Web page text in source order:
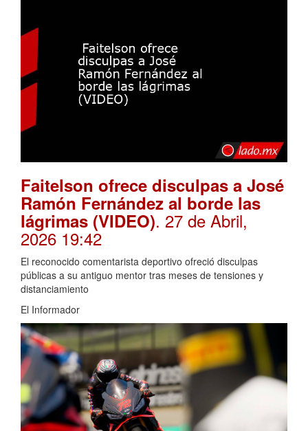
Faitelson ofrece disculpas a José
Ramón Fernández al borde las
lágrimas (VIDEO). 27 de Abril,
2026 19:42
El reconocido comentarista deportivo ofreció disculpas
públicas a su antiguo mentor tras meses de tensiones y
distanciamiento
El Informador